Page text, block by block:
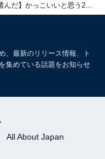
【男性が選んだ】かっこいいと思う20代の男性俳優ランキング！ 3位「山崎賢人」を抑えたTOP2は？
、最新のリリース情報、ト
集めている話題をお知らせ
All About Japan